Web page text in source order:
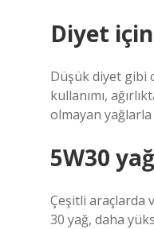
Diyet
Düşük diyet gibi
kullanımı,
olmayan
5W30
Çeşitli araçlarda
30 yağ, daha